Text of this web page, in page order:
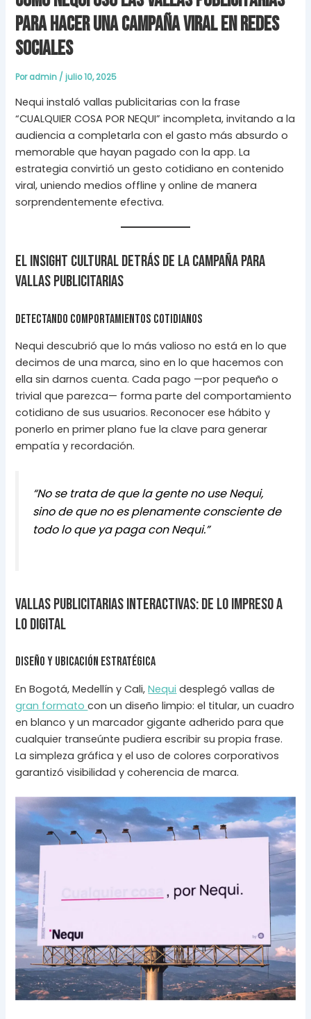
para hacer una campaña viral en redes
sociales
Poradmin /julio 10, 2025
Nequi instaló vallas publicitarias con la frase
“CUALQUIER COSA POR NEQUI” incompleta, invitando a la
audiencia a completarla con el gasto más absurdo o
memorable que hayan pagado con la app. La
estrategia convirtió un gesto cotidiano en contenido
viral, uniendo medios offline y online de manera
sorprendentemente efectiva.
El insight cultural detrás de la campaña para
vallas publicitarias
Detectando comportamientos cotidianos
Nequi descubrió que lo más valioso no está en lo que
decimos de una marca, sino en lo que hacemos con
ella sin darnos cuenta. Cada pago —por pequeño o
trivial que parezca— forma parte del comportamiento
cotidiano de sus usuarios. Reconocer ese hábito y
ponerlo en primer plano fue la clave para generar
empatía y recordación.
“No se trata de que la gente no use Nequi,
sino de que no es plenamente consciente de
todo lo que ya paga con Nequi.”
Vallas publicitarias interactivas: de lo impreso a
lo digital
Diseño y ubicación estratégica
En Bogotá, Medellín y Cali,Nequi desplegó vallas de
gran formatocon un diseño limpio: el titular, un cuadro
en blanco y un marcador gigante adherido para que
cualquier transeúnte pudiera escribir su propia frase.
La simpleza gráfica y el uso de colores corporativos
garantizó visibilidad y coherencia de marca.